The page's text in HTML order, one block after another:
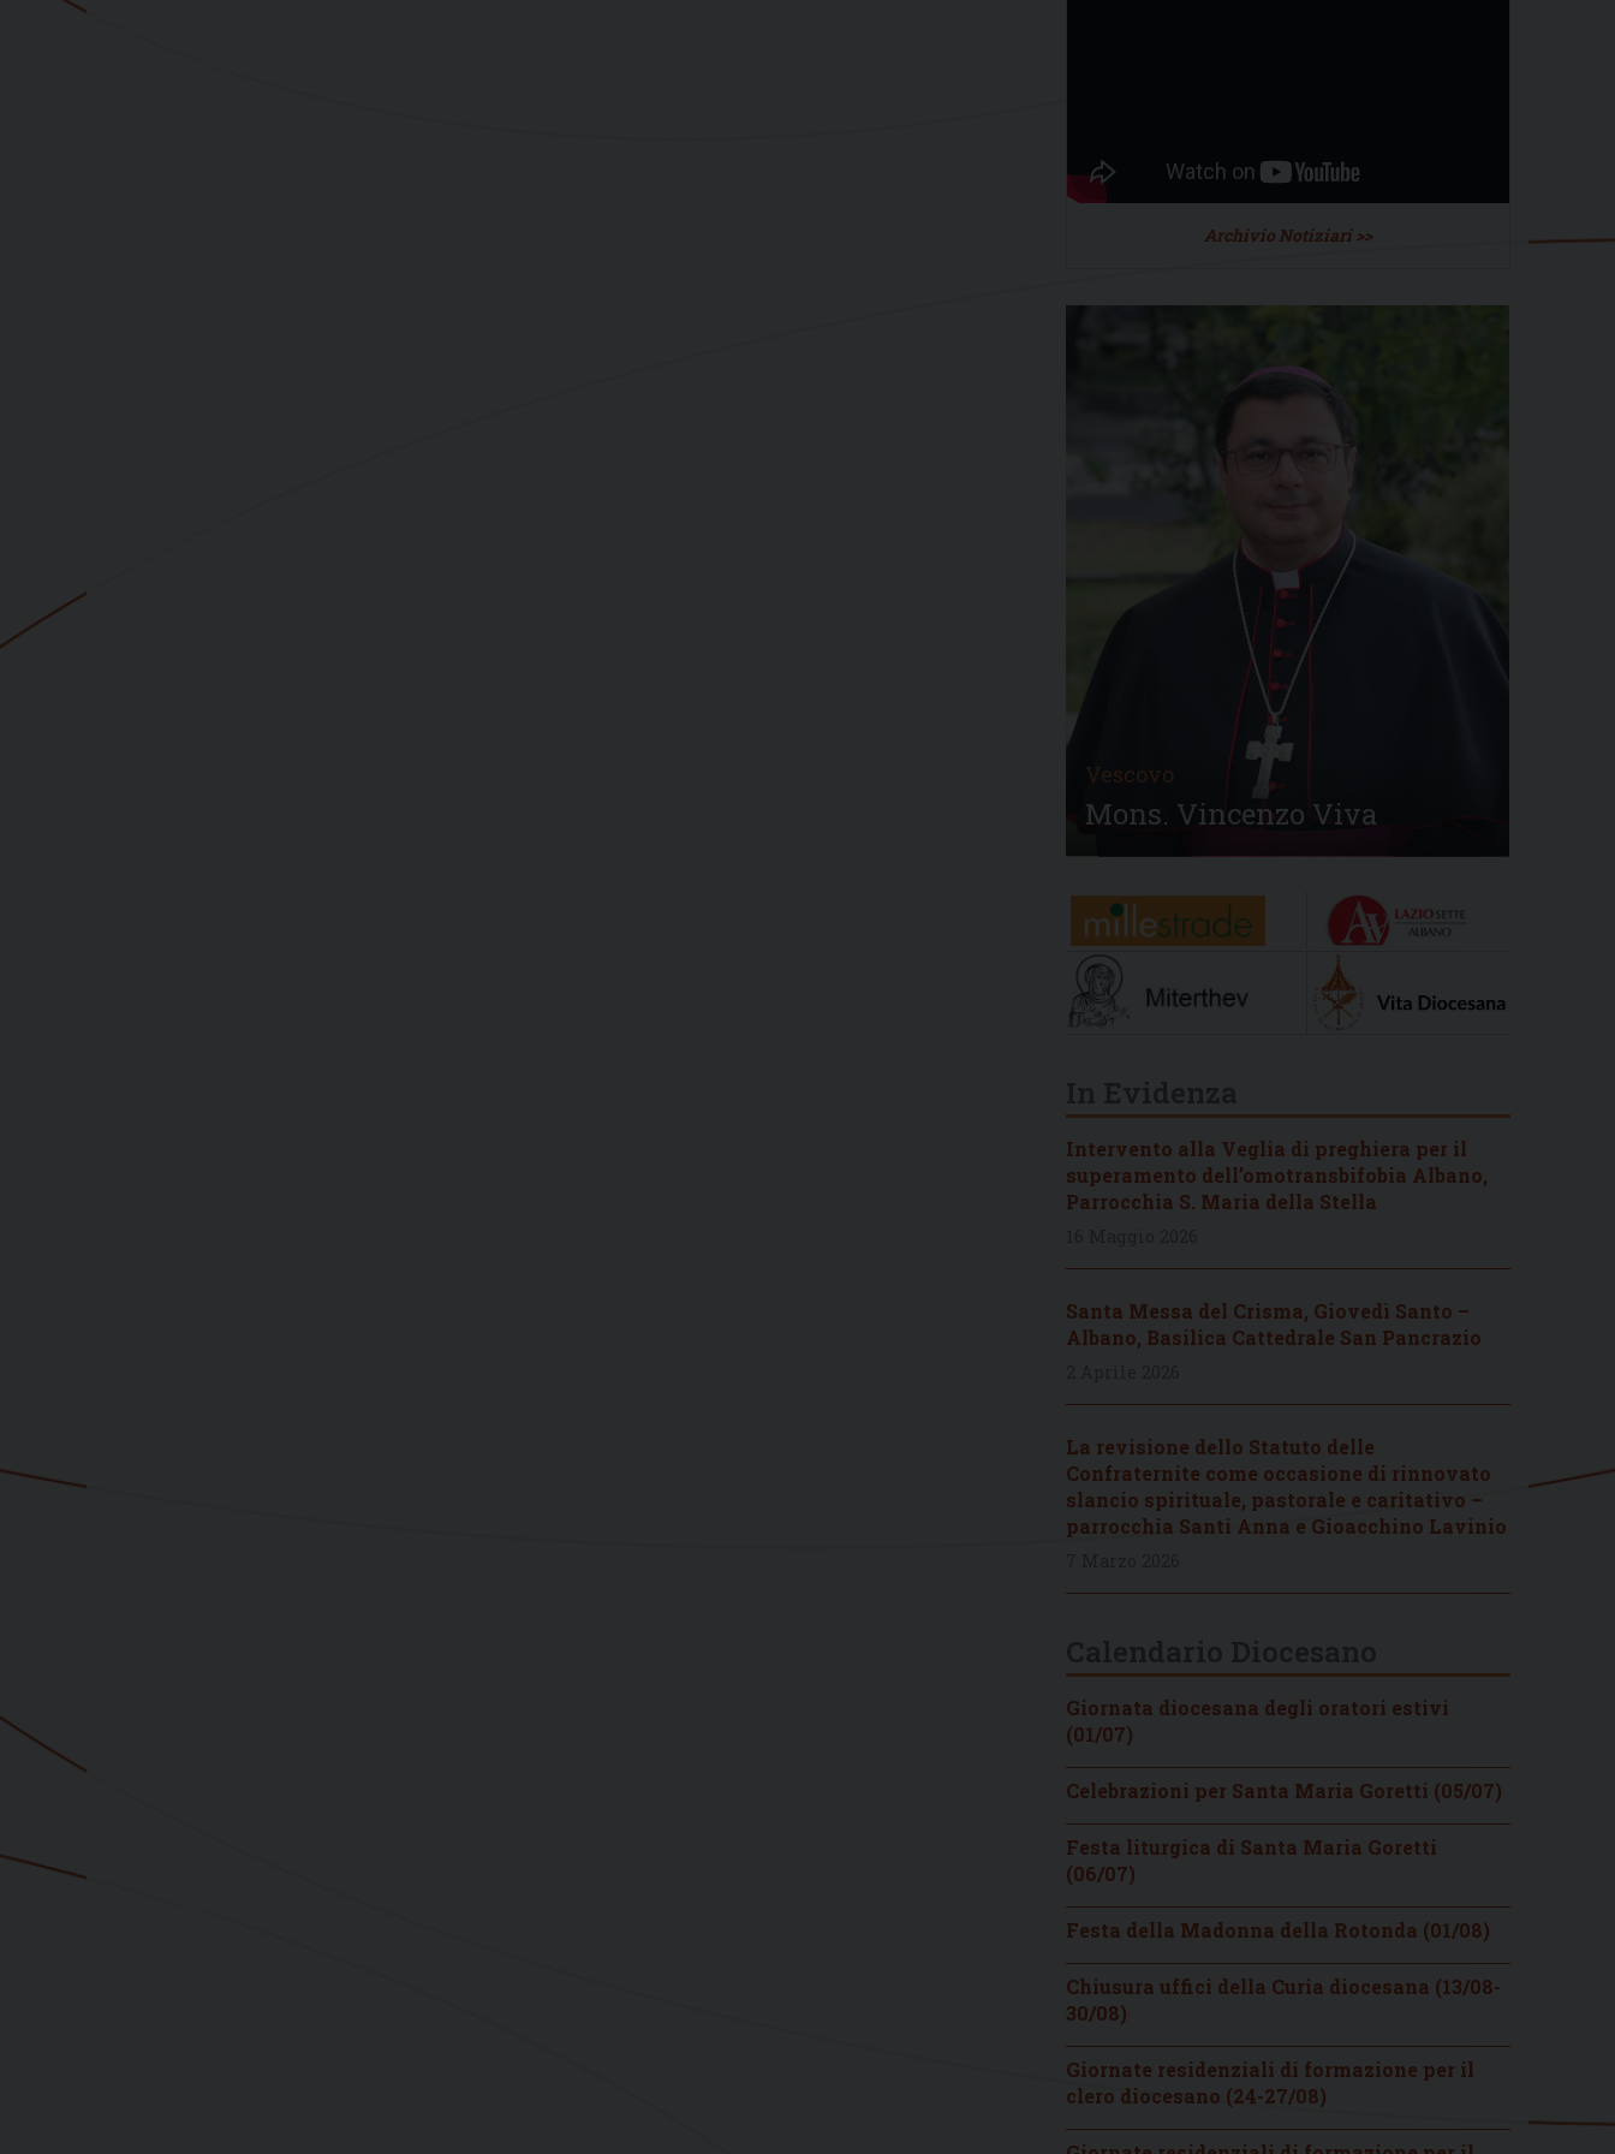
Archivio Notiziari >>
Vescovo
Mons. Vincenzo Viva
Intervento alla Veglia di preghiera per il
superamento dell’omotransbifobia Albano,
Parrocchia S. Maria della Stella
Santa Messa del Crisma, Giovedì Santo –
Albano, Basilica Cattedrale San Pancrazio
La revisione dello Statuto delle
Confraternite come occasione di rinnovato
slancio spirituale, pastorale e caritativo –
parrocchia Santi Anna e Gioacchino Lavinio
Giornata diocesana degli oratori estivi
(01/07)
Celebrazioni per Santa Maria Goretti (05/07)
Festa liturgica di Santa Maria Goretti
(06/07)
Festa della Madonna della Rotonda (01/08)
Chiusura uffici della Curia diocesana (13/08-
30/08)
Giornate residenziali di formazione per il
clero diocesano (24-27/08)